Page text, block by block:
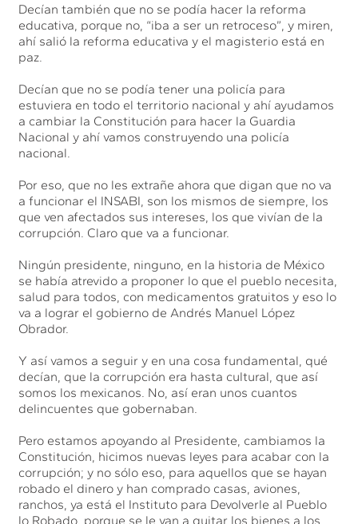
Decían también que no se podía hacer la reforma
educativa, porque no, “iba a ser un retroceso”, y miren,
ahí salió la reforma educativa y el magisterio está en
paz.
Decían que no se podía tener una policía para
estuviera en todo el territorio nacional y ahí ayudamos
a cambiar la Constitución para hacer la Guardia
Nacional y ahí vamos construyendo una policía
nacional.
Por eso, que no les extrañe ahora que digan que no va
a funcionar el INSABI, son los mismos de siempre, los
que ven afectados sus intereses, los que vivían de la
corrupción. Claro que va a funcionar.
Ningún presidente, ninguno, en la historia de México
se había atrevido a proponer lo que el pueblo necesita,
salud para todos, con medicamentos gratuitos y eso lo
va a lograr el gobierno de Andrés Manuel López
Obrador.
Y así vamos a seguir y en una cosa fundamental, qué
decían, que la corrupción era hasta cultural, que así
somos los mexicanos. No, así eran unos cuantos
delincuentes que gobernaban.
Pero estamos apoyando al Presidente, cambiamos la
Constitución, hicimos nuevas leyes para acabar con la
corrupción; y no sólo eso, para aquellos que se hayan
robado el dinero y han comprado casas, aviones,
ranchos, ya está el Instituto para Devolverle al Pueblo
lo Robado, porque se le van a quitar los bienes a los